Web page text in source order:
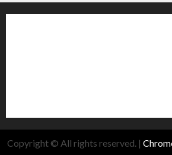
Copyright © All rights reserved. |